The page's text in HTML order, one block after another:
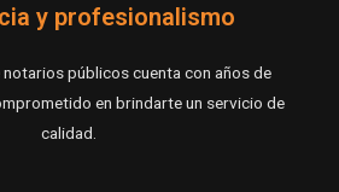
y profesionalismo
públicos cuenta con años de
en brindarte un servicio de
calidad.